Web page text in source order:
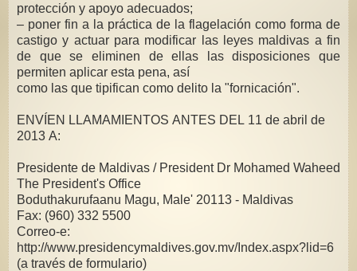
protección y apoyo adecuados;
– poner fin a la práctica de la flagelación como forma de
castigo y actuar para modificar las leyes maldivas a fin
de que se eliminen de ellas las disposiciones que
permiten aplicar esta pena, así
como las que tipifican como delito la "fornicación".
ENVÍEN LLAMAMIENTOS ANTES DEL 11 de abril de
2013 A:
Presidente de Maldivas / President Dr Mohamed Waheed
The President's Office
Boduthakurufaanu Magu, Male' 20113 - Maldivas
Fax: (960) 332 5500
Correo-e:
http://www.presidencymaldives.gov.mv/Index.aspx?lid=6
(a través de formulario)